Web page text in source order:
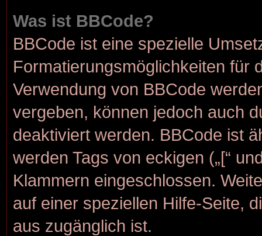
Was ist BBCode?
BBCode ist eine spezielle
Formatierungsmöglichkeiten für
Verwendung von BBCode
vergeben, können jedoch auch
deaktiviert werden. BBCode ist
werden Tags von eckigen („[“
Klammern eingeschlossen.
auf einer speziellen Hilfe-Seite,
aus zugänglich ist.